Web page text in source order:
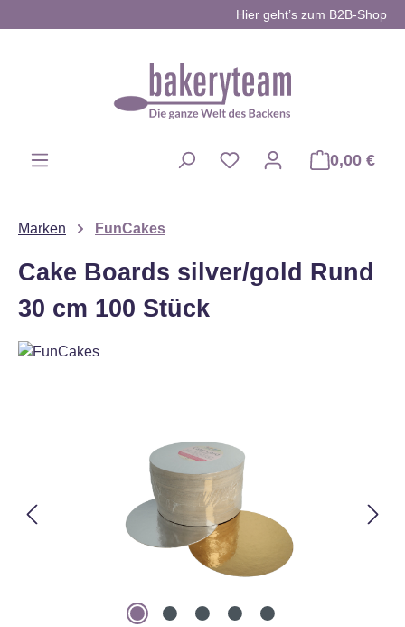
Hier geht’s zum B2B-Shop
0,00 €
Marken FunCakes
Cake Boards silver/gold Rund
30 cm 100 Stück